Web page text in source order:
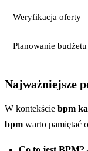
Weryfikacja oferty
Planowanie budżetu
Najważniejsze
W kontekście bpm
bpm warto pamiętać